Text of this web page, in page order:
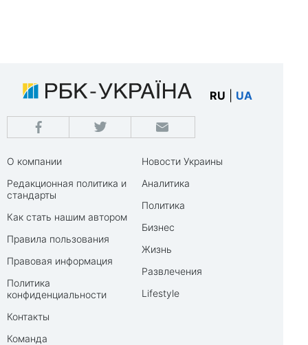
RU UA
О компании
Редакционная политика и
стандарты
Как стать нашим автором
Правила пользования
Правовая информация
Политика
конфиденциальности
Контакты
Команда
Новости Украины
Аналитика
Политика
Бизнес
Жизнь
Развлечения
Lifestyle